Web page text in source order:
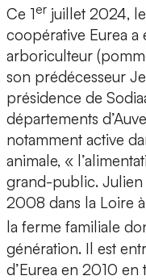
Ce 1er juillet 2024,
coopérative Eurea
arboriculteur
son prédécesseur
présidence de
départements
notamment active
animale, «
grand-public. Julien
2008 dans la Loire
la ferme familiale
génération. Il est
d’Eurea en 2010 en